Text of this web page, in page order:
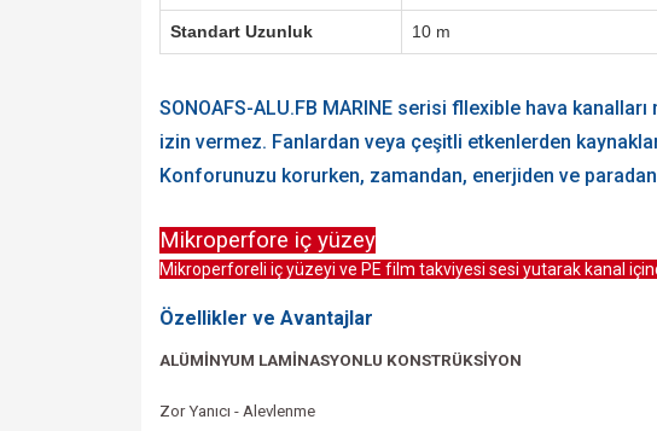
Standart Uzunluk 10 m
SONOAFS-ALU.FB MARINE serisi fllexible hava
izin vermez. Fanlardan veya çeşitli etkenlerden
Konforunuzu korurken, zamandan, enerjiden ve
Mikroperfore iç yüzey
Mikroperforeli iç yüzeyi ve PE film takviyesi sesi yutarak kanal
Özellikler ve Avantajlar
ALÜMİNYUM LAMİNASYONLU KONSTRÜKSİYON
Zor Yanıcı - Alevlenme